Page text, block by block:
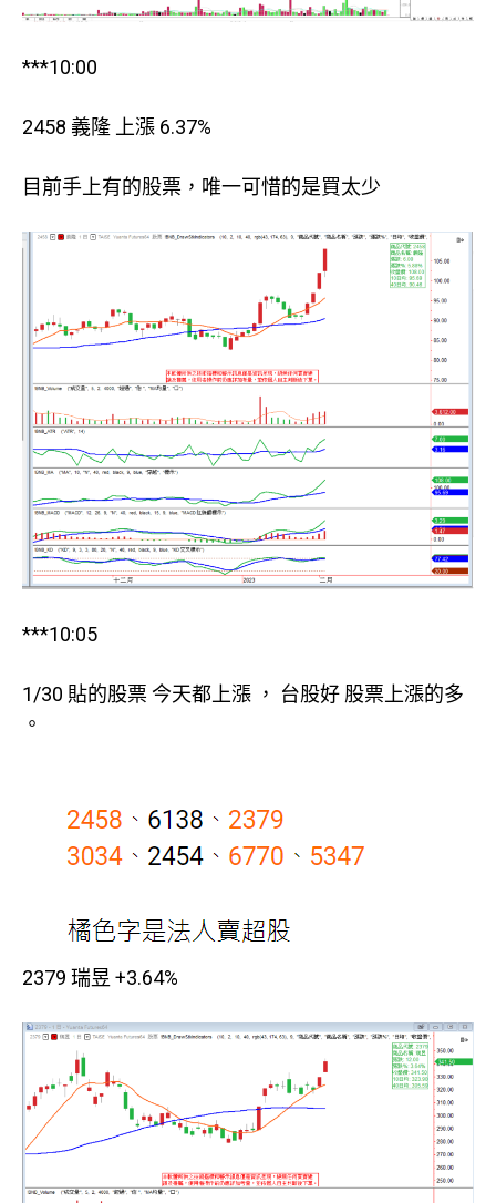
***10:00
2458 義隆 上漲 6.37%
目前手上有的股票，唯一可惜的是買太少
***10:05
1/30 貼的股票 今天都上漲 ， 台股好 股票上漲的多
。
2379 瑞昱 +3.64%